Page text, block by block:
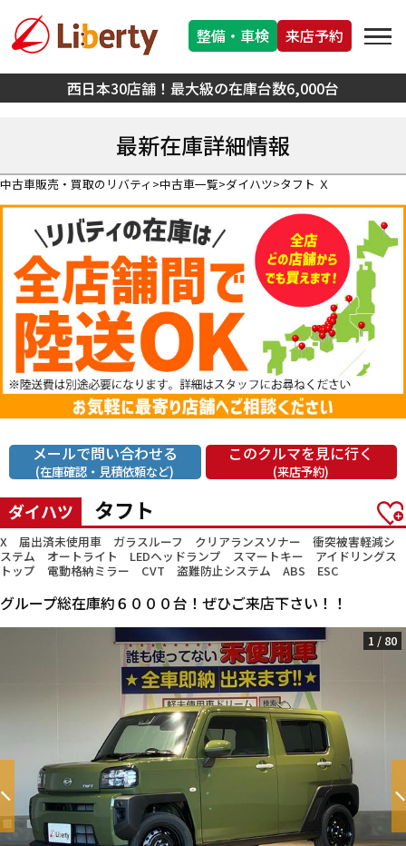
西日本30店舗！最大級の在庫台数6,000台
整備・車検 来店予約
最新在庫詳細情報
中古車販売・買取のリバティ 中古車一覧 ダイハツ タフト Ｘ
メールで問い合わせる
(在庫確認・見積依頼など)
このクルマを見に行く
(来店予約)
ダイハツ タフト
X 届出済未使用車 ガラスルーフ クリアランスソナー 衝突被害軽減シ
ステム オートライト LEDヘッドランプ スマートキー アイドリングス
トップ 電動格納ミラー CVT 盗難防止システム ABS ESC
グループ総在庫約６０００台！ぜひご来店下さい！！
1 / 80